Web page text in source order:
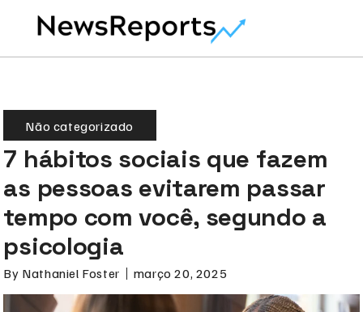
Não categorizado
7 hábitos sociais que fazem
as pessoas evitarem passar
tempo com você, segundo a
psicologia
By Nathaniel Foster março 20, 2025